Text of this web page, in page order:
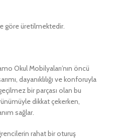
göre üretilmektedir.
Okul Mobilyaları’nın öncü
dayanıklılığı ve konforuyla
bir parçası olan bu
dikkat çekerken,
sağlar.
rahat bir oturuş